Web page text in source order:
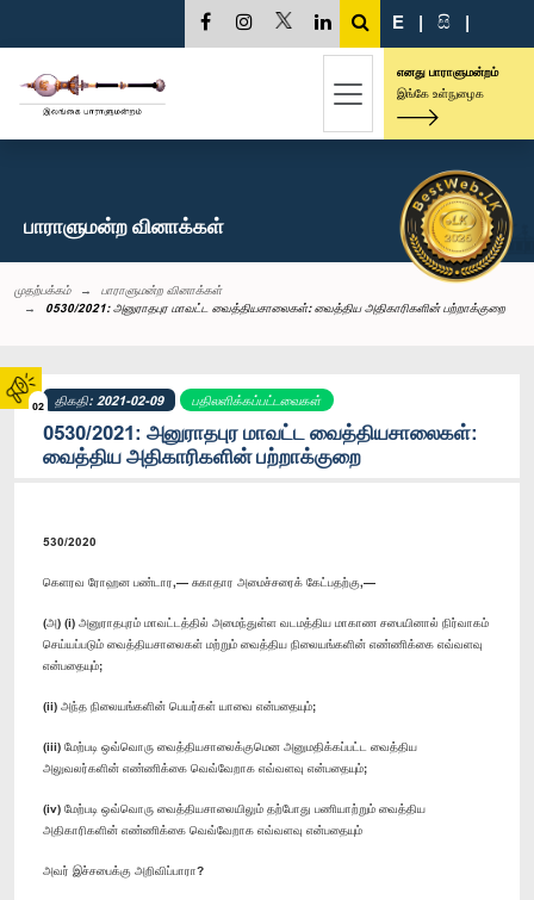
02
E | සි |
எனது பாராளுமன்றம்
இங்கே உள்நுழைக
பாராளுமன்ற வினாக்கள்
முதற்பக்கம்
பாராளுமன்ற வினாக்கள்
0530/2021: அனுராதபுர மாவட்ட வைத்தியசாலைகள்: வைத்திய அதிகாரிகளின் பற்றாக்குறை
திகதி: 2021-02-09 பதிலளிக்கப்பட்டவைகள்
0530/2021: அனுராதபுர மாவட்ட வைத்தியசாலைகள்:
வைத்திய அதிகாரிகளின் பற்றாக்குறை
530/2020
கெளரவ ரோஹன பண்டார,— சுகாதார அமைச்சரைக் கேட்பதற்கு,—
(அ) (i) அனுராதபுரம் மாவட்டத்தில் அமைந்துள்ள வடமத்திய மாகாண சபையினால் நிர்வாகம்
செய்யப்படும் வைத்தியசாலைகள் மற்றும் வைத்திய நிலையங்களின் எண்ணிக்கை எவ்வளவு
என்பதையும்;
(ii) அந்த நிலையங்களின் பெயர்கள் யாவை என்பதையும்;
(iii) மேற்படி ஒவ்வொரு வைத்தியசாலைக்குமென அனுமதிக்கப்பட்ட வைத்திய
அலுவலர்களின் எண்ணிக்கை வெவ்வேறாக எவ்வளவு என்பதையும்;
(iv) மேற்படி ஒவ்வொரு வைத்தியசாலையிலும் தற்போது பணியாற்றும் வைத்திய
அதிகாரிகளின் எண்ணிக்கை வெவ்வேறாக எவ்வளவு என்பதையும்
அவர் இச்சபைக்கு அறிவிப்பாரா?